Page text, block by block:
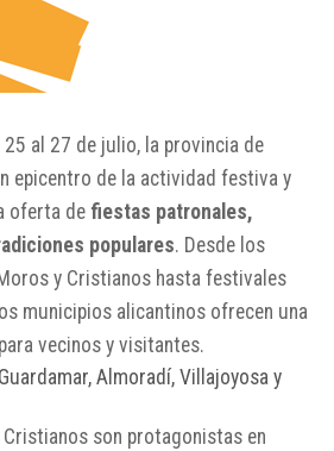
25 al 27 de julio, la provincia de
epicentro de la actividad festiva y
oferta de fiestas patronales,
populares. Desde los
y Cristianos hasta festivales
municipios alicantinos ofrecen una
vecinos y visitantes.
Almoradí, Villajoyosa y
son protagonistas en